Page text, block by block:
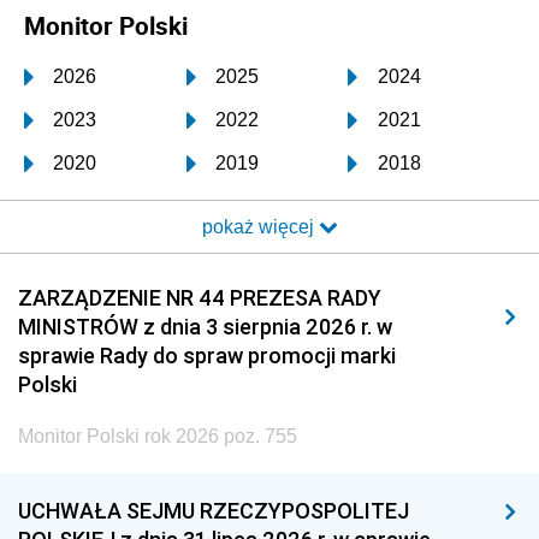
Monitor Polski
2026 2025 2024
2023 2022 2021
2020 2019 2018
2017 2016 2015
2014 2013 2012
2011 2010 2009
2008 2007 2006
2005
1996 1995 1994
pokaż więcej
ZARZĄDZENIE NR 44 PREZESA RADY
MINISTRÓW z dnia 3 sierpnia 2026 r. w
sprawie Rady do spraw promocji marki
Polski
Monitor Polski rok 2026 poz. 755
UCHWAŁA SEJMU RZECZYPOSPOLITEJ